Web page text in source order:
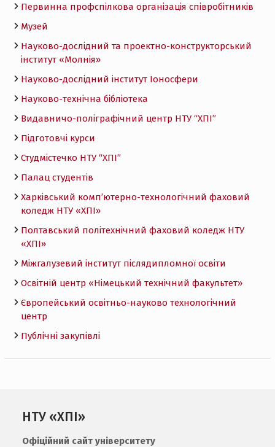
Первинна профспілкова організація співробітників
Музей
Науково-дослідний та проектно-конструкторський
інститут «Молнія»
Науково-дослідний інститут Іоносфери
Науково-технічна бібліотека
Видавничо-поліграфічний центр НТУ “ХПІ”
Підготовчі курси
Студмістечко НТУ “ХПІ”
Палац студентів
Харківський комп’ютерно-технологічний фаховий
коледж НТУ «ХПI»
Полтавський політехнічний фаховий коледж НТУ
«ХПI»
Міжгалузевий інститут післядипломної освіти
Освітній центр «Німецький технічний факультет»
Європейський освітньо-науково технологічний
центр
Публічні закупівлі
НТУ «ХПІ»
Офіційний сайт університету